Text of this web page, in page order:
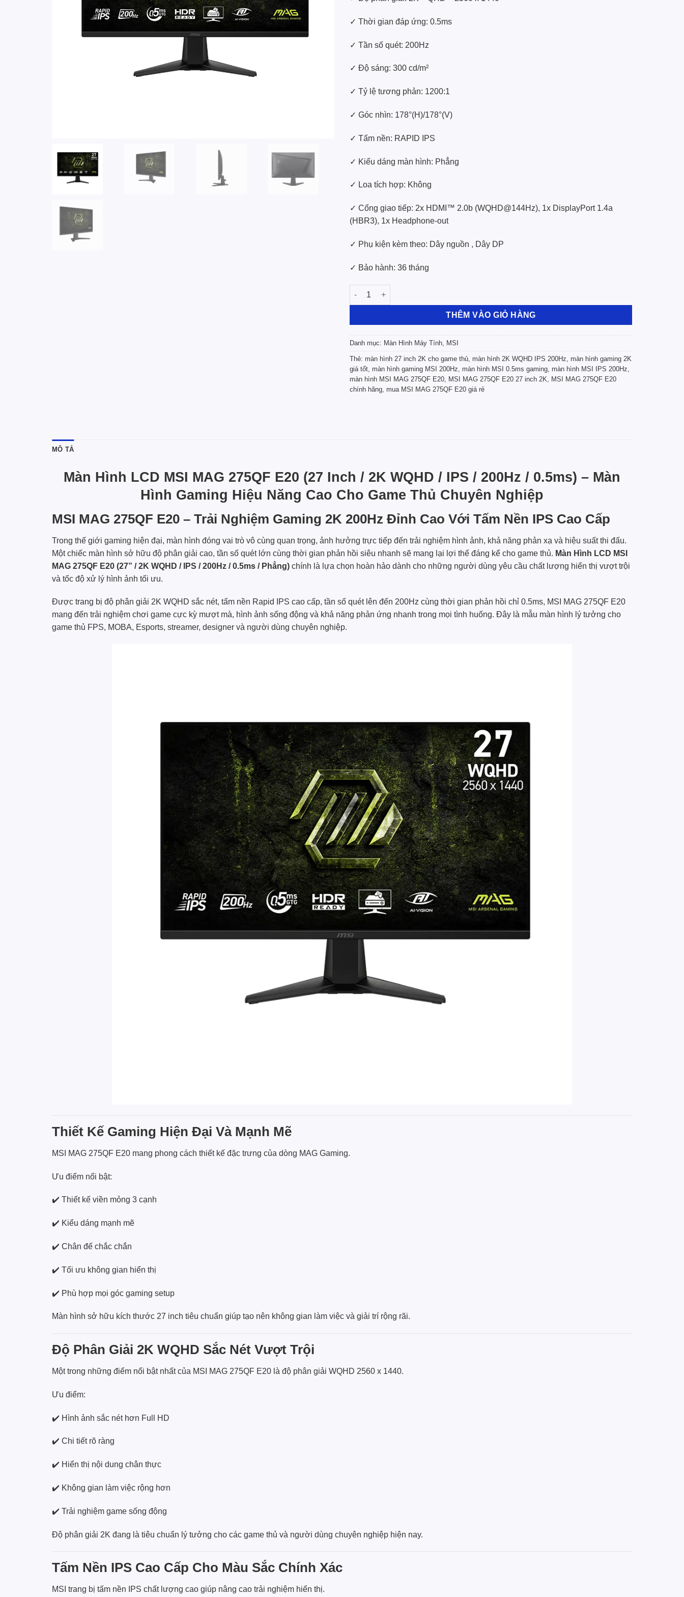
✓ Thời gian đáp ứng: 0.5ms
✓ Tần số quét: 200Hz
✓ Độ sáng: 300 cd/m²
✓ Tỷ lệ tương phản: 1200:1
✓ Góc nhìn: 178°(H)/178°(V)
✓ Tấm nền: RAPID IPS
✓ Kiểu dáng màn hình: Phẳng
✓ Loa tích hợp: Không
✓ Cổng giao tiếp: 2x HDMI™ 2.0b (WQHD@144Hz), 1x DisplayPort 1.4a
(HBR3), 1x Headphone-out
✓ Phụ kiện kèm theo: Dây nguồn , Dây DP
✓ Bảo hành: 36 tháng
Màn Hình LCD MSI MAG 275QF E20 (27” / 2K / WQHD / IPS / 200Hz / 0.5ms / Phẳng) số lượng
THÊM VÀO GIỎ HÀNG
Danh mục: Màn Hình Máy Tính, MSI
Thẻ: màn hình 27 inch 2K cho game thủ, màn hình 2K WQHD IPS 200Hz, màn hình gaming 2K
giá tốt, màn hình gaming MSI 200Hz, màn hình MSI 0.5ms gaming, màn hình MSI IPS 200Hz,
màn hình MSI MAG 275QF E20, MSI MAG 275QF E20 27 inch 2K, MSI MAG 275QF E20
chính hãng, mua MSI MAG 275QF E20 giá rẻ
MÔ TẢ
Màn Hình LCD MSI MAG 275QF E20 (27 Inch / 2K WQHD / IPS / 200Hz / 0.5ms) – Màn
Hình Gaming Hiệu Năng Cao Cho Game Thủ Chuyên Nghiệp
MSI MAG 275QF E20 – Trải Nghiệm Gaming 2K 200Hz Đỉnh Cao Với Tấm Nền IPS Cao Cấp
Trong thế giới gaming hiện đại, màn hình đóng vai trò vô cùng quan trọng, ảnh hưởng trực tiếp đến trải nghiệm hình ảnh, khả năng phản xạ và hiệu suất thi đấu.
Một chiếc màn hình sở hữu độ phân giải cao, tần số quét lớn cùng thời gian phản hồi siêu nhanh sẽ mang lại lợi thế đáng kể cho game thủ. Màn Hình LCD MSI
MAG 275QF E20 (27” / 2K WQHD / IPS / 200Hz / 0.5ms / Phẳng) chính là lựa chọn hoàn hảo dành cho những người dùng yêu cầu chất lượng hiển thị vượt trội
và tốc độ xử lý hình ảnh tối ưu.
Được trang bị độ phân giải 2K WQHD sắc nét, tấm nền Rapid IPS cao cấp, tần số quét lên đến 200Hz cùng thời gian phản hồi chỉ 0.5ms, MSI MAG 275QF E20
mang đến trải nghiệm chơi game cực kỳ mượt mà, hình ảnh sống động và khả năng phản ứng nhanh trong mọi tình huống. Đây là mẫu màn hình lý tưởng cho
game thủ FPS, MOBA, Esports, streamer, designer và người dùng chuyên nghiệp.
Thiết Kế Gaming Hiện Đại Và Mạnh Mẽ
MSI MAG 275QF E20 mang phong cách thiết kế đặc trưng của dòng MAG Gaming.
Ưu điểm nổi bật:
✔️ Thiết kế viền mỏng 3 cạnh
✔️ Kiểu dáng mạnh mẽ
✔️ Chân đế chắc chắn
✔️ Tối ưu không gian hiển thị
✔️ Phù hợp mọi góc gaming setup
Màn hình sở hữu kích thước 27 inch tiêu chuẩn giúp tạo nên không gian làm việc và giải trí rộng rãi.
Độ Phân Giải 2K WQHD Sắc Nét Vượt Trội
Một trong những điểm nổi bật nhất của MSI MAG 275QF E20 là độ phân giải WQHD 2560 x 1440.
Ưu điểm:
✔️ Hình ảnh sắc nét hơn Full HD
✔️ Chi tiết rõ ràng
✔️ Hiển thị nội dung chân thực
✔️ Không gian làm việc rộng hơn
✔️ Trải nghiệm game sống động
Độ phân giải 2K đang là tiêu chuẩn lý tưởng cho các game thủ và người dùng chuyên nghiệp hiện nay.
Tấm Nền IPS Cao Cấp Cho Màu Sắc Chính Xác
MSI trang bị tấm nền IPS chất lượng cao giúp nâng cao trải nghiệm hiển thị.